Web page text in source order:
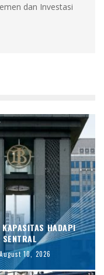
dan Investasi
HADAPI
August 10, 2026